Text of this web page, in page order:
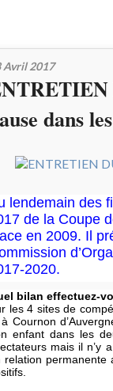
Avril 2017
dans
lendemain des
de la Coupe
en 2009. Il
2020.
bilan effectuez-
les 4 sites de
Cournon
enfant dans les
mais il n’y
relation permanente